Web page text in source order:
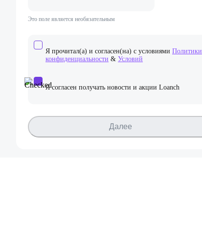
Это поле является необязательным
Я прочитал(а) и согласен(на) с условиями Политики
конфиденциальности & Условий
Я согласен получать новости и акции Loanch
Далее